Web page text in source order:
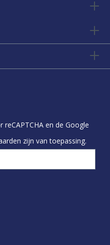
en de Google
zijn van toepassing.